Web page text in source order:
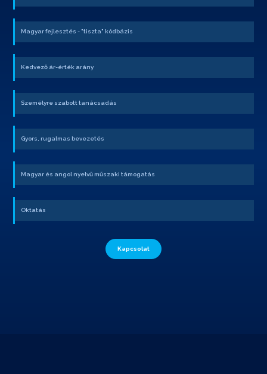
Magyar fejlesztés - "tiszta" kódbázis
Kedvező ár-érték arány
Személyre szabott tanácsadás
Gyors, rugalmas bevezetés
Magyar és angol nyelvű műszaki támogatás
Oktatás
Kapcsolat